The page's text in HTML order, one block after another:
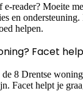
reader? Moeite
en ondersteuning.
helpen.
Facet
8 Drentse
Facet helpt je